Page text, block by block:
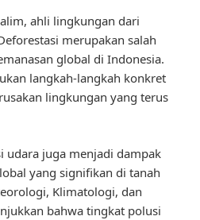
ahli lingkungan dari
merupakan salah
global di Indonesia.
langkah-langkah konkret
lingkungan yang terus
udara juga menjadi dampak
yang signifikan di tanah
Klimatologi, dan
bahwa tingkat polusi